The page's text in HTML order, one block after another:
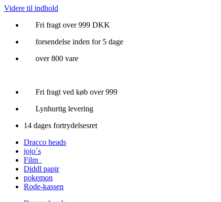
Videre til indhold
Fri fragt over 999 DKK
forsendelse inden for 5 dage
over 800 vare
Fri fragt ved køb over 999
Lynhurtig levering
14 dages fortrydelsesret
Dracco heads
jojo´s
Film
Diddl papir
pokemon
Rode-kassen